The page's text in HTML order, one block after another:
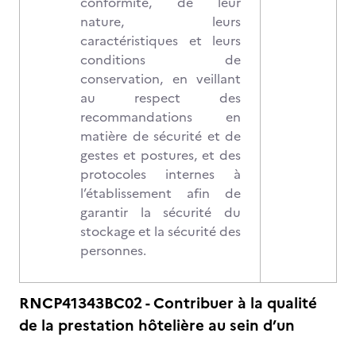
nature, leurs
caractéristiques et leurs
conditions de
conservation, en veillant
au respect des
recommandations en
matière de sécurité et de
gestes et postures, et des
protocoles internes à
l’établissement afin de
garantir la sécurité du
stockage et la sécurité des
personnes.
RNCP41343BC02 - Contribuer à la qualité
de la prestation hôtelière au sein d’un